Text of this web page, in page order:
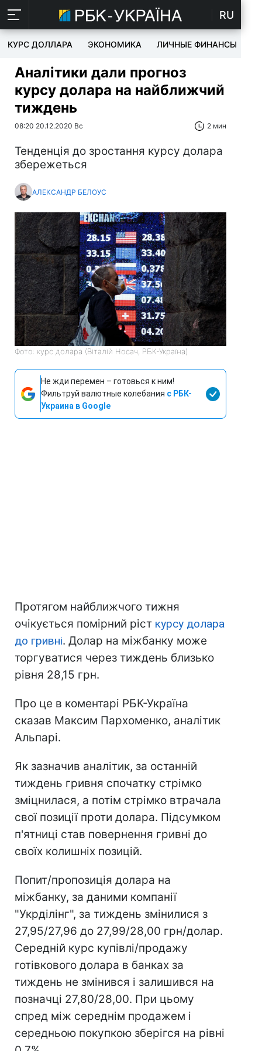
RU
КУРС ДОЛЛАРА ЭКОНОМИКА ЛИЧНЫЕ ФИНАНСЫ
Аналітики дали прогноз
курсу долара на найближчий
тиждень
08:20 20.12.2020 Вс 2 мин
Тенденція до зростання курсу долара
збережеться
АЛЕКСАНДР БЕЛОУС
Фото: курс долара (Віталій Носач, РБК-Україна)
Не жди перемен – готовься к ним!
Фильтруй валютные колебания с РБК-
Украина в Google
Протягом найближчого тижня
очікується помірний ріст курсу долара
до гривні. Долар на міжбанку може
торгуватися через тиждень близько
рівня 28,15 грн.
Про це в коментарі РБК-Україна
сказав Максим Пархоменко, аналітик
Альпарі.
Як зазначив аналітик, за останній
тиждень гривня спочатку стрімко
зміцнилася, а потім стрімко втрачала
свої позиції проти долара. Підсумком
п'ятниці став повернення гривні до
своїх колишніх позицій.
Попит/пропозиція долара на
міжбанку, за даними компанії
"Укрділінг", за тиждень змінилися з
27,95/27,96 до 27,99/28,00 грн/долар.
Середній курс купівлі/продажу
готівкового долара в банках за
тиждень не змінився і залишився на
позначці 27,80/28,00. При цьому
спред між середнім продажем і
середньою покупкою зберігся на рівні